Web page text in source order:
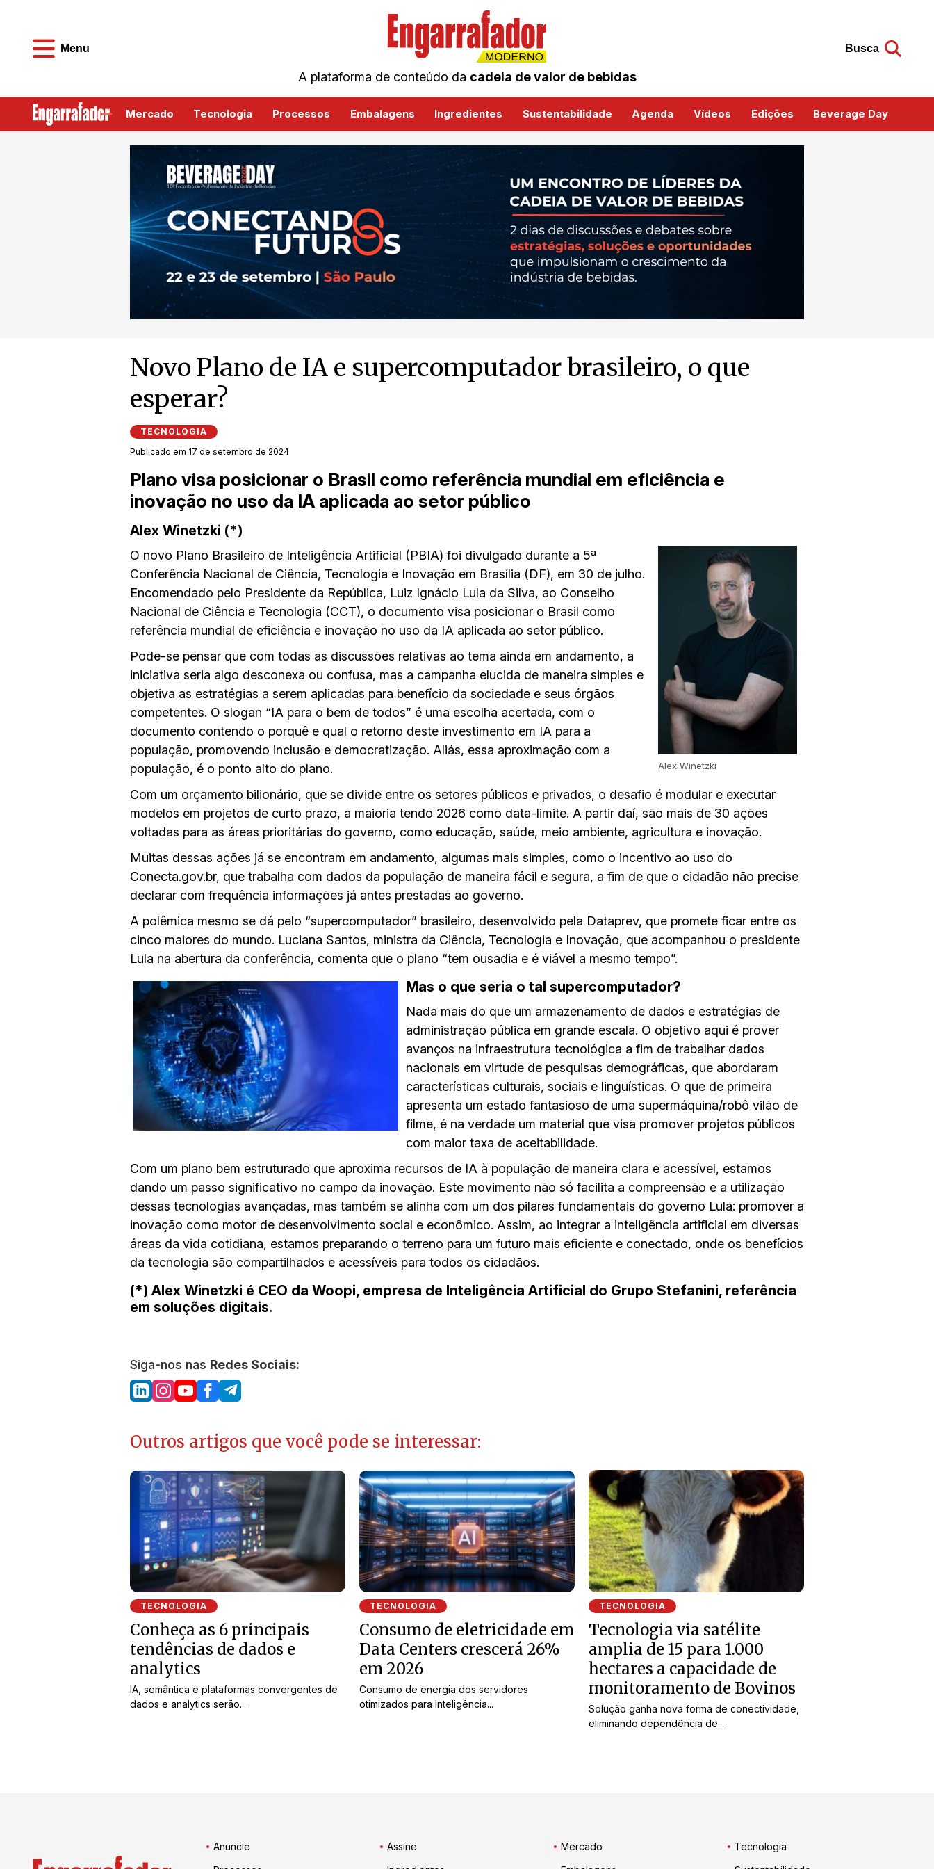
Menu
A plataforma de conteúdo da cadeia de valor de bebidas
Busca
Mercado Tecnologia Processos Embalagens Ingredientes Sustentabilidade Agenda Vídeos Edições Beverage Day
Novo Plano de IA e supercomputador brasileiro, o que
esperar?
TECNOLOGIA
Publicado em 17 de setembro de 2024
Plano visa posicionar o Brasil como referência mundial em eficiência e
inovação no uso da IA aplicada ao setor público
Alex Winetzki (*)
Alex Winetzki
O novo Plano Brasileiro de Inteligência Artificial (PBIA) foi divulgado durante a 5ª
Conferência Nacional de Ciência, Tecnologia e Inovação em Brasília (DF), em 30 de julho.
Encomendado pelo Presidente da República, Luiz Ignácio Lula da Silva, ao Conselho
Nacional de Ciência e Tecnologia (CCT), o documento visa posicionar o Brasil como
referência mundial de eficiência e inovação no uso da IA aplicada ao setor público.
Pode-se pensar que com todas as discussões relativas ao tema ainda em andamento, a
iniciativa seria algo desconexa ou confusa, mas a campanha elucida de maneira simples e
objetiva as estratégias a serem aplicadas para benefício da sociedade e seus órgãos
competentes. O slogan “IA para o bem de todos” é uma escolha acertada, com o
documento contendo o porquê e qual o retorno deste investimento em IA para a
população, promovendo inclusão e democratização. Aliás, essa aproximação com a
população, é o ponto alto do plano.
Com um orçamento bilionário, que se divide entre os setores públicos e privados, o desafio é modular e executar
modelos em projetos de curto prazo, a maioria tendo 2026 como data-limite. A partir daí, são mais de 30 ações
voltadas para as áreas prioritárias do governo, como educação, saúde, meio ambiente, agricultura e inovação.
Muitas dessas ações já se encontram em andamento, algumas mais simples, como o incentivo ao uso do
Conecta.gov.br, que trabalha com dados da população de maneira fácil e segura, a fim de que o cidadão não precise
declarar com frequência informações já antes prestadas ao governo.
A polêmica mesmo se dá pelo “supercomputador” brasileiro, desenvolvido pela Dataprev, que promete ficar entre os
cinco maiores do mundo. Luciana Santos, ministra da Ciência, Tecnologia e Inovação, que acompanhou o presidente
Lula na abertura da conferência, comenta que o plano “tem ousadia e é viável a mesmo tempo”.
Mas o que seria o tal supercomputador?
Nada mais do que um armazenamento de dados e estratégias de
administração pública em grande escala. O objetivo aqui é prover
avanços na infraestrutura tecnológica a fim de trabalhar dados
nacionais em virtude de pesquisas demográficas, que abordaram
características culturais, sociais e linguísticas. O que de primeira
apresenta um estado fantasioso de uma supermáquina/robô vilão de
filme, é na verdade um material que visa promover projetos públicos
com maior taxa de aceitabilidade.
Com um plano bem estruturado que aproxima recursos de IA à população de maneira clara e acessível, estamos
dando um passo significativo no campo da inovação. Este movimento não só facilita a compreensão e a utilização
dessas tecnologias avançadas, mas também se alinha com um dos pilares fundamentais do governo Lula: promover a
inovação como motor de desenvolvimento social e econômico. Assim, ao integrar a inteligência artificial em diversas
áreas da vida cotidiana, estamos preparando o terreno para um futuro mais eficiente e conectado, onde os benefícios
da tecnologia são compartilhados e acessíveis para todos os cidadãos.
(*) Alex Winetzki é CEO da Woopi, empresa de Inteligência Artificial do Grupo Stefanini, referência
em soluções digitais.
Siga-nos nas Redes Sociais:
Outros artigos que você pode se interessar:
TECNOLOGIA
Conheça as 6 principais
tendências de dados e
analytics
IA, semântica e plataformas convergentes de
dados e analytics serão...
TECNOLOGIA
Consumo de eletricidade em
Data Centers crescerá 26%
em 2026
Consumo de energia dos servidores
otimizados para Inteligência...
TECNOLOGIA
Tecnologia via satélite
amplia de 15 para 1.000
hectares a capacidade de
monitoramento de Bovinos
Solução ganha nova forma de conectividade,
eliminando dependência de...
Anuncie Assine Mercado
Tecnologia